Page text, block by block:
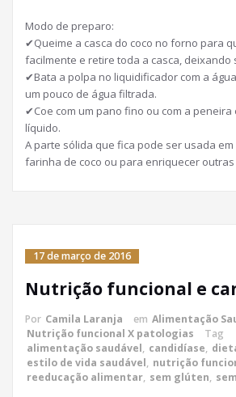
Modo de preparo:
✔Queime a casca do coco no forno para
facilmente e retire toda a casca, deixando
✔Bata a polpa no liquidificador com a
um pouco de água filtrada.
✔Coe com um pano fino ou com a
líquido.
A parte sólida que fica pode ser usada
farinha de coco ou para enriquecer
17 de março de 2016
Nutrição funcional e
Por Camila Laranja em Alimentação
Nutrição funcional X patologias
Tag
alimentação saudável, candidíase,
estilo de vida saudável, nutrição
reeducação alimentar, sem glúten,